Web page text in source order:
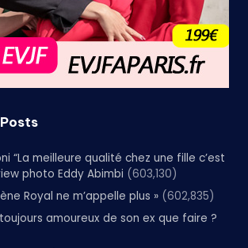
“La meilleure qualité chez une fille c’est
photo Eddy Abimbi (603,130)
Royal ne m’appelle plus » (602,835)
amoureux de son ex que faire ?